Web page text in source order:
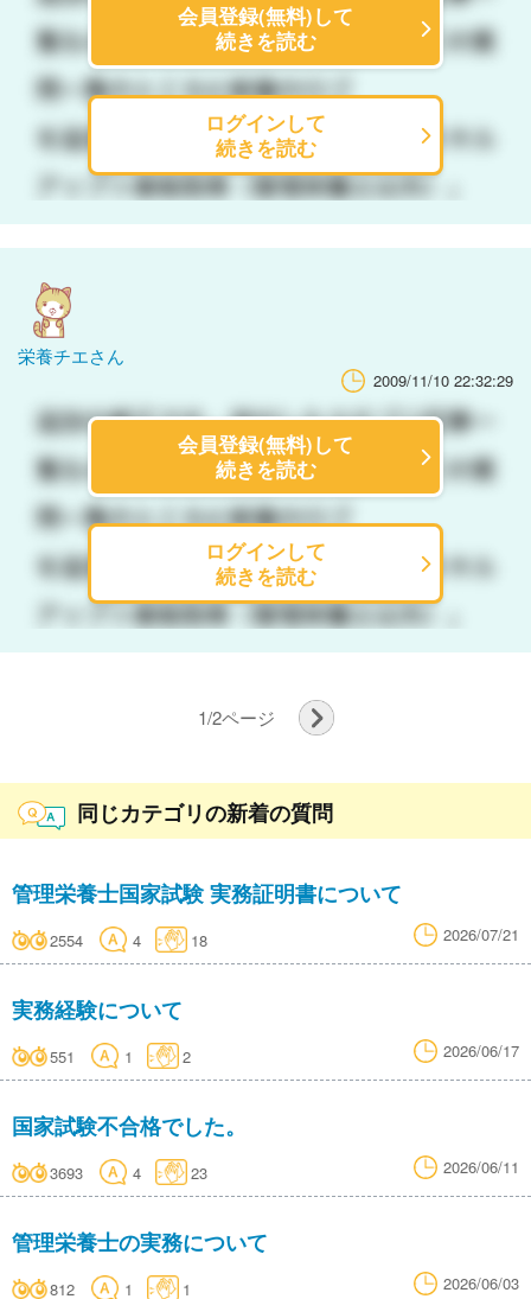
会員登録(無料)して
続きを読む
ログインして
続きを読む
栄養チエさん
2009/11/10 22:32:29
会員登録(無料)して
続きを読む
ログインして
続きを読む
1/2ページ
同じカテゴリの新着の質問
管理栄養士国家試験 実務証明書について
2554 4 18 2026/07/21
実務経験について
551 1 2 2026/06/17
国家試験不合格でした。
3693 4 23 2026/06/11
管理栄養士の実務について
812 1 1 2026/06/03